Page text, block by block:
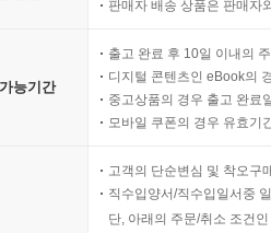
판매자 배송 상품은 판매자
능기간
출고 완료 후 10일 이내의
디지털 콘텐츠인 eBook의
중고상품의 경우 출고 완료
모바일 쿠폰의 경우 유효기
고객의 단순변심 및 착오구
직수입양서/직수입일서중
단, 아래의 주문/취소 조건